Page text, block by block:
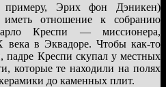
Эрих фон Дэникен)
отношение к собранию
Креспи — миссионера,
века в Эквадоре. Чтобы как-то
падре Креспи скупал у местных
которые те находили на полях
до каменных плит.